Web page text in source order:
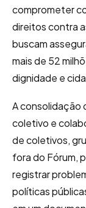
comprometer
direitos contra
buscam
mais de 52
dignidade e
A consolidação
coletivo e
de coletivos,
fora do Fórum,
registrar
políticas